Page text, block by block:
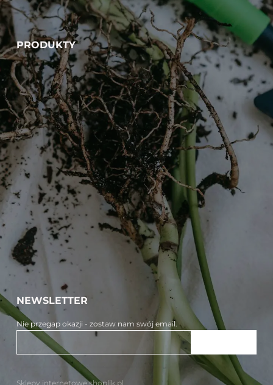
PRODUKTY
NEWSLETTER
Nie przegap okazji - zostaw nam swój email.
Sklepy internetowe shoplik.pl